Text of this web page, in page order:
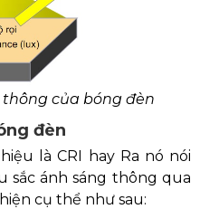
thông của bóng đèn
đèn
là CRI hay Ra nó nói
sắc ánh sáng thông qua
cụ thể như sau: